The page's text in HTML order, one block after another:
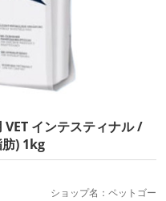
インテスティナル /
) 1kg
ショップ名：ペットゴー